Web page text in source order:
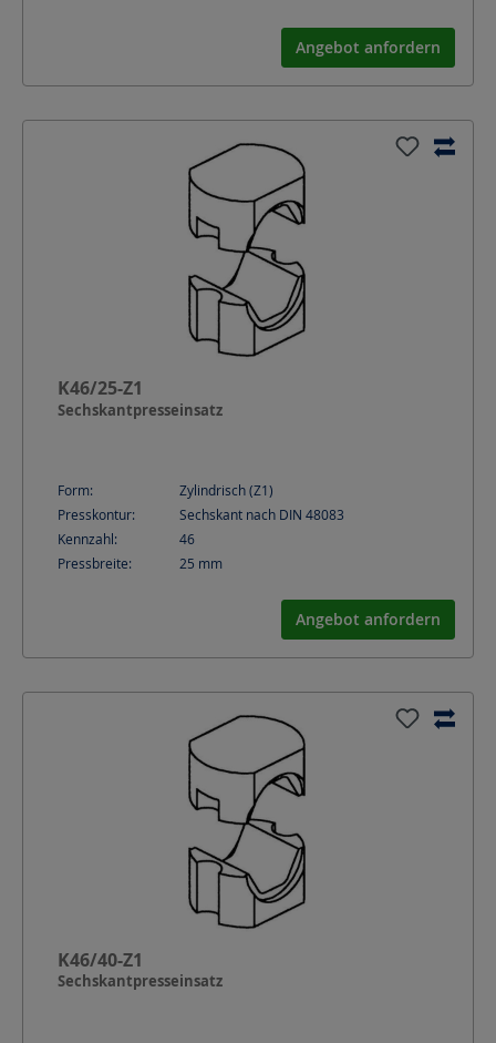
Angebot anfordern
K46/25-Z1
Sechskantpresseinsatz
Form:
Zylindrisch (Z1)
Presskontur:
Sechskant nach DIN 48083
Kennzahl:
46
Pressbreite:
25 mm
Angebot anfordern
K46/40-Z1
Sechskantpresseinsatz